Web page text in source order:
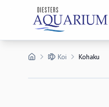
Koi Kohaku